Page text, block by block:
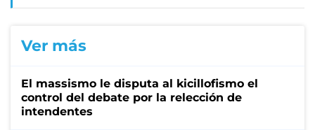
Ver más
El massismo le disputa al kicillofismo el
control del debate por la relección de
intendentes